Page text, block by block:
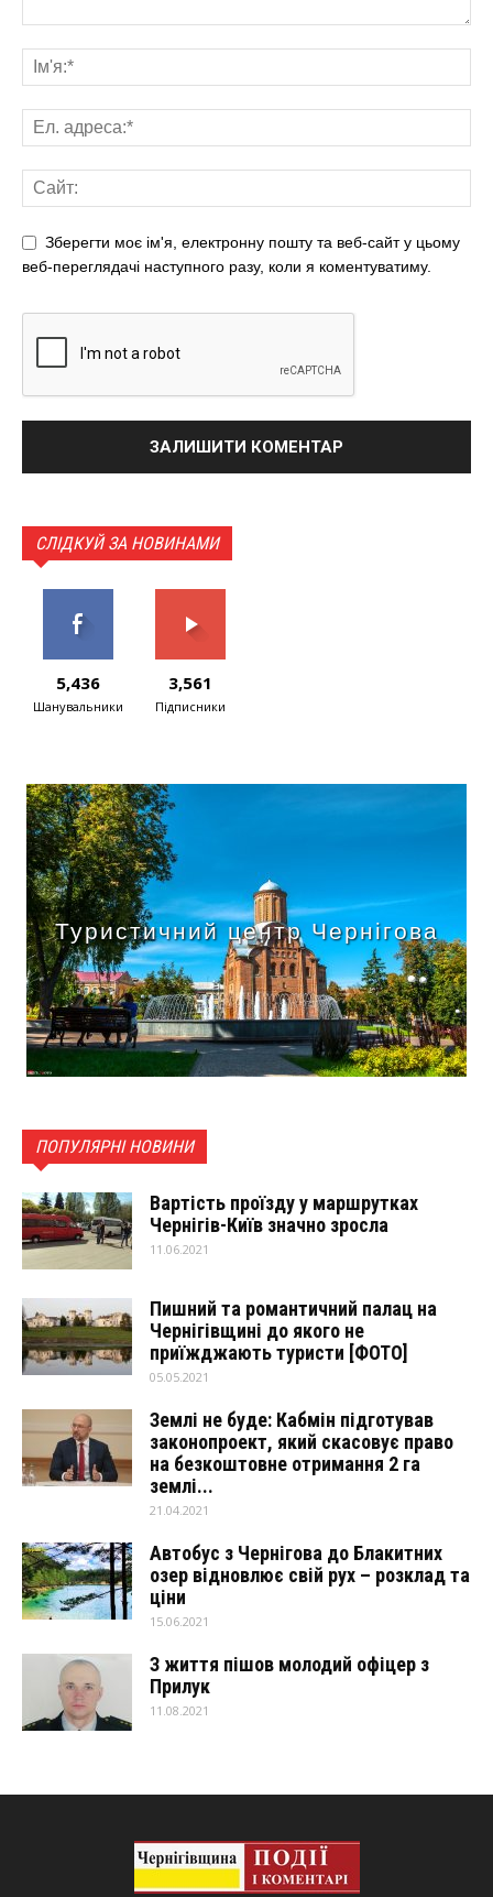
Зберегти моє ім'я, електронну пошту та веб-сайт у цьому
веб-переглядачі наступного разу, коли я коментуватиму.
СЛІДКУЙ ЗА НОВИНАМИ
5,436
Шанувальники
3,561
Підписники
Туристичний центр Чернігова
ПОПУЛЯРНІ НОВИНИ
Вартість проїзду у маршрутках
Чернігів-Київ значно зросла
11.06.2021
Пишний та романтичний палац на
Чернігівщині до якого не
приїжджають туристи [ФОТО]
05.05.2021
Землі не буде: Кабмін підготував
законопроект, який скасовує право
на безкоштовне отримання 2 га
землі...
21.04.2021
Автобус з Чернігова до Блакитних
озер відновлює свій рух – розклад та
ціни
15.06.2021
З життя пішов молодий офіцер з
Прилук
11.08.2021